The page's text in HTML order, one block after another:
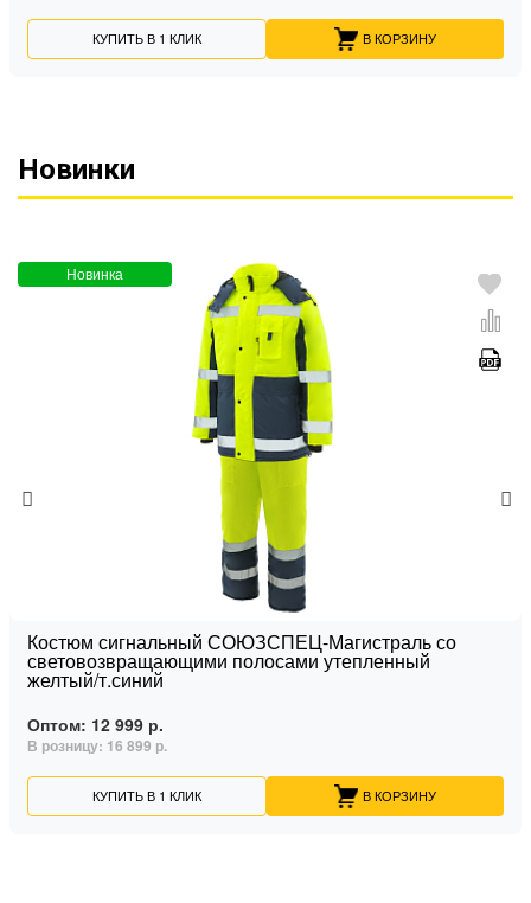
КУПИТЬ В 1 КЛИК В КОРЗИНУ
Новинки
Новинка
Костюм сигнальный СОЮЗСПЕЦ-Магистраль со
световозвращающими полосами утепленный
желтый/т.синий
Оптом: 12 999 р.
В розницу: 16 899 р.
КУПИТЬ В 1 КЛИК В КОРЗИНУ